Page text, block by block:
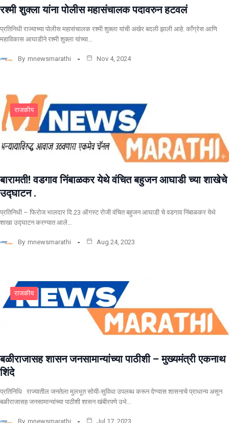
रश्मी शुक्ला यांना पोलीस महासंचालक पदावरुन हटवलं
प्रतिनिधी राज्याच्या पोलीस महासंचालक रश्मी शुक्ला यांची अखेर बदली झाली आहे. काँग्रेस आणि
महाविकास आघाडीने रश्मी शुक्ला यांच्या…
By mnewsmarathi Nov 4, 2024
राजकीय
बारामती! वडगाव निंबाळकर येथे वंचित बहुजन आघाडी च्या शाखेचे
उद्घाटन .
प्रतिनिधी – फिरोज भालदार दि.23 ऑगस्ट रोजी वंचित बहुजन आघाडी चे वडगाव निंबाळकर येथे
शाखा उद्घाटन करण्यात आले…
By mnewsmarathi Aug 24, 2023
राजकीय
बळीराजासह शासन जनसामान्यांच्या पाठीशी – मुख्यमंत्री एकनाथ
शिंदे
प्रतिनिधि राज्यातील जनतेला मुलभूत सोयी-सुविधा उपलब्ध करून देण्यास शासनाचे प्राधान्य असून
बळीराजासह जनसामान्यांच्या पाठीशी शासन खंबीरपणे उभे…
By mnewsmarathi Jul 17, 2023